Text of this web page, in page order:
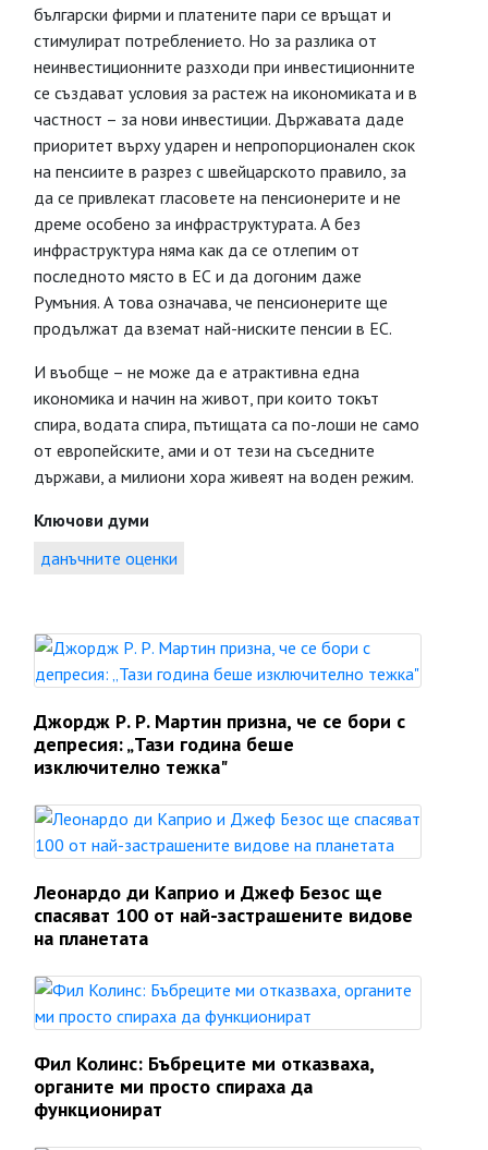
български фирми и платените пари се връщат и
стимулират потреблението. Но за разлика от
неинвестиционните разходи при инвестиционните
се създават условия за растеж на икономиката и в
частност – за нови инвестиции. Държавата даде
приоритет върху ударен и непропорционален скок
на пенсиите в разрез с швейцарското правило, за
да се привлекат гласовете на пенсионерите и не
дреме особено за инфраструктурата. А без
инфраструктура няма как да се отлепим от
последното място в ЕС и да догоним даже
Румъния. А това означава, че пенсионерите ще
продължат да вземат най-ниските пенсии в ЕС.
И въобще – не може да е атрактивна една
икономика и начин на живот, при които токът
спира, водата спира, пътищата са по-лоши не само
от европейските, ами и от тези на съседните
държави, а милиони хора живеят на воден режим.
Ключови думи
данъчните оценки
Джордж Р. Р. Мартин призна, че се бори с
депресия: „Тази година беше
изключително тежка"
Леонардо ди Каприо и Джеф Безос ще
спасяват 100 от най-застрашените видове
на планетата
Фил Колинс: Бъбреците ми отказваха,
органите ми просто спираха да
функционират